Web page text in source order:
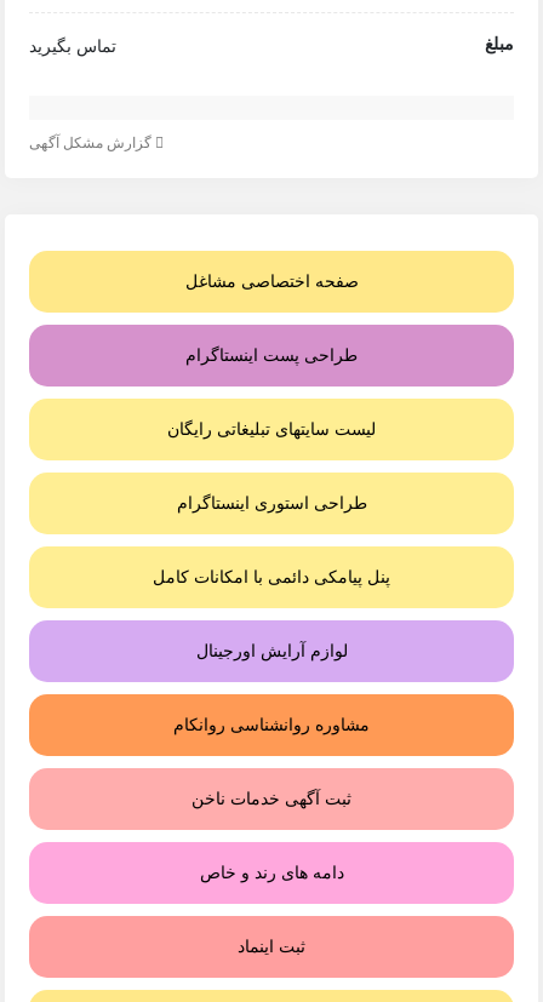
مبلغ تماس بگیرید
گزارش مشکل آگهی
صفحه اختصاصی مشاغل
طراحی پست اینستاگرام
لیست سایتهای تبلیغاتی رایگان
طراحی استوری اینستاگرام
پنل پیامکی دائمی با امکانات کامل
لوازم آرایش اورجینال
مشاوره روانشناسی روانکام
ثبت آگهی خدمات ناخن
دامه های رند و خاص
ثبت اینماد